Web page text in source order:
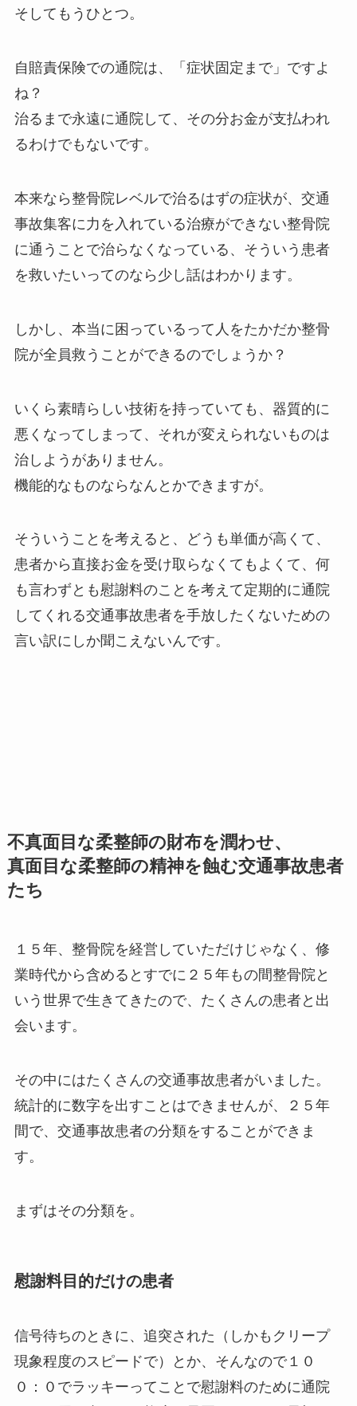
そしてもうひとつ。
自賠責保険での通院は、「症状固定まで」ですよ
ね？
治るまで永遠に通院して、その分お金が支払われ
るわけでもないです。
本来なら整骨院レベルで治るはずの症状が、交通
事故集客に力を入れている治療ができない整骨院
に通うことで治らなくなっている、そういう患者
を救いたいってのなら少し話はわかります。
しかし、本当に困っているって人をたかだか整骨
院が全員救うことができるのでしょうか？
いくら素晴らしい技術を持っていても、器質的に
悪くなってしまって、それが変えられないものは
治しようがありません。
機能的なものならなんとかできますが。
そういうことを考えると、どうも単価が高くて、
患者から直接お金を受け取らなくてもよくて、何
も言わずとも慰謝料のことを考えて定期的に通院
してくれる交通事故患者を手放したくないための
言い訳にしか聞こえないんです。
不真面目な柔整師の財布を潤わせ、
真面目な柔整師の精神を蝕む交通事故患者
たち
１５年、整骨院を経営していただけじゃなく、修
業時代から含めるとすでに２５年もの間整骨院と
いう世界で生きてきたので、たくさんの患者と出
会います。
その中にはたくさんの交通事故患者がいました。
統計的に数字を出すことはできませんが、２５年
間で、交通事故患者の分類をすることができま
す。
まずはその分類を。
慰謝料目的だけの患者
信号待ちのときに、追突された（しかもクリープ
現象程度のスピードで）とか、そんなので１０
０：０でラッキーってことで慰謝料のために通院